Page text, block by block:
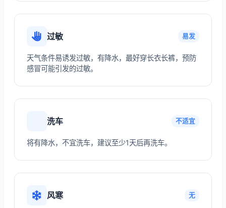
过敏 易发
天气条件易诱发过敏，有降水，最好穿长衣长裤，预防
感冒可能引发的过敏。
洗车 不适宜
将有降水，不宜洗车，建议至少1天后再洗车。
风寒 无